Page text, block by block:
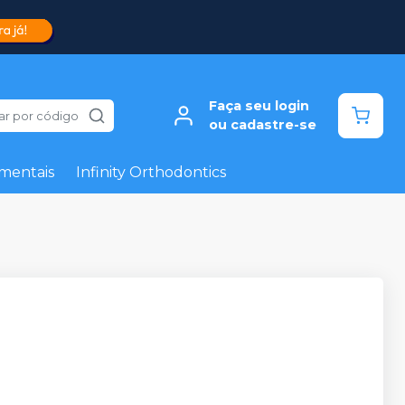
por código
Faça seu login
ou cadastre-se
Infinity Orthodontics